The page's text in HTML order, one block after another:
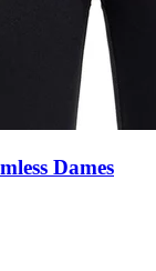
Dames